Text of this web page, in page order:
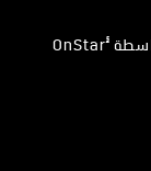
§
OnStar